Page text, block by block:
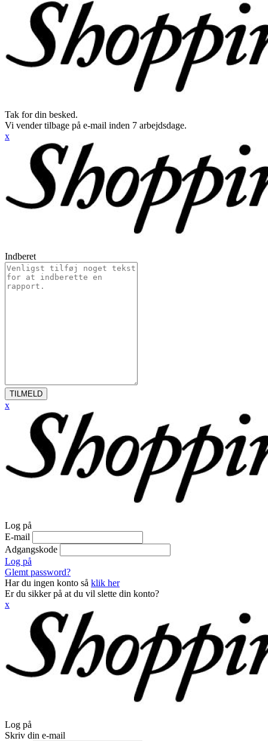
Tak for din besked.
Vi vender tilbage på e-mail inden 7 arbejdsdage.
x
Indberet
TILMELD
x
Log på
E-mail
Adgangskode
Log på
Glemt password?
Har du ingen konto så klik her
Er du sikker på at du vil slette din konto?
x
Log på
Skriv din e-mail